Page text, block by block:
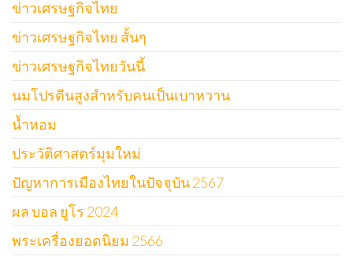
ข่าวเศรษฐกิจไทย
ข่าวเศรษฐกิจไทย สั้นๆ
ข่าวเศรษฐกิจไทยวันนี้
นมโปรตีนสูงสำหรับคนเป็นเบาหวาน
น้ำหอม
ประวัติศาสตร์มุมใหม่
ปัญหาการเมืองไทยในปัจจุบัน 2567
ผล บอล ยูโร 2024
พระเครื่องยอดนิยม 2566